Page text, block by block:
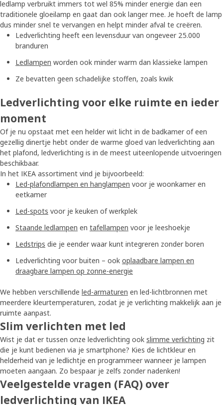
ledlamp verbruikt immers tot wel 85% minder energie dan een
traditionele gloeilamp en gaat dan ook langer mee. Je hoeft de lamp
dus minder snel te vervangen en helpt minder afval te creëren.
Ledverlichting heeft een levensduur van ongeveer 25.000
branduren
Ledlampen worden ook minder warm dan klassieke lampen
Ze bevatten geen schadelijke stoffen, zoals kwik
Ledverlichting voor elke ruimte en ieder
moment
Of je nu opstaat met een helder wit licht in de badkamer of een
gezellig dinertje hebt onder de warme gloed van ledverlichting aan
het plafond, ledverlichting is in de meest uiteenlopende uitvoeringen
beschikbaar.
In het IKEA assortiment vind je bijvoorbeeld:
Led-plafondlampen en hanglampen voor je woonkamer en
eetkamer
Led-spots voor je keuken of werkplek
Staande ledlampen en tafellampen voor je leeshoekje
Ledstrips die je eender waar kunt integreren zonder boren
Ledverlichting voor buiten – ook oplaadbare lampen en
draagbare lampen op zonne-energie
We hebben verschillende led-armaturen en led-lichtbronnen met
meerdere kleurtemperaturen, zodat je je verlichting makkelijk aan je
ruimte aanpast.
Slim verlichten met led
Wist je dat er tussen onze ledverlichting ook slimme verlichting zit
die je kunt bedienen via je smartphone? Kies de lichtkleur en
helderheid van je ledlichtje en programmeer wanneer je lampen
moeten aangaan. Zo bespaar je zelfs zonder nadenken!
Veelgestelde vragen (FAQ) over
ledverlichting van IKEA